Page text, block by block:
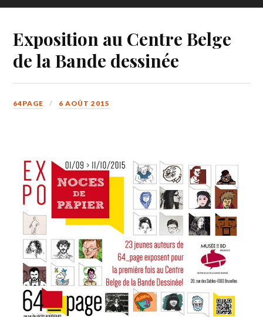
Exposition au Centre Belge
de la Bande dessinée
64PAGE 6 AOÛT 2015